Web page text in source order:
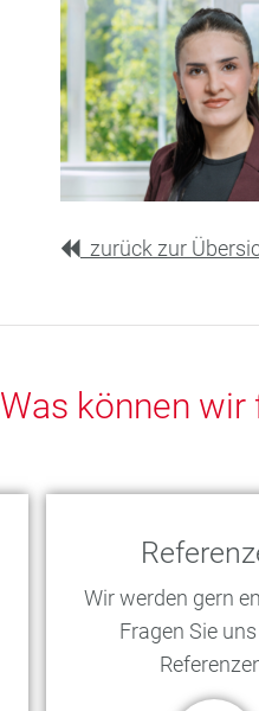
zurück zur
Was können wir
Wir werden gern
Fragen Sie